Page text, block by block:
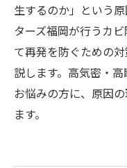
生するのか」という
ターズ福岡が行うカ
て再発を防ぐための
説します。高気密・
お悩みの方に、原因
ます。